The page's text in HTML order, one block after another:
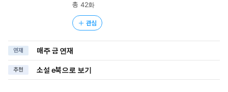
총 42화
관심
연재 매주 금 연재
추천 소설 e북으로 보기